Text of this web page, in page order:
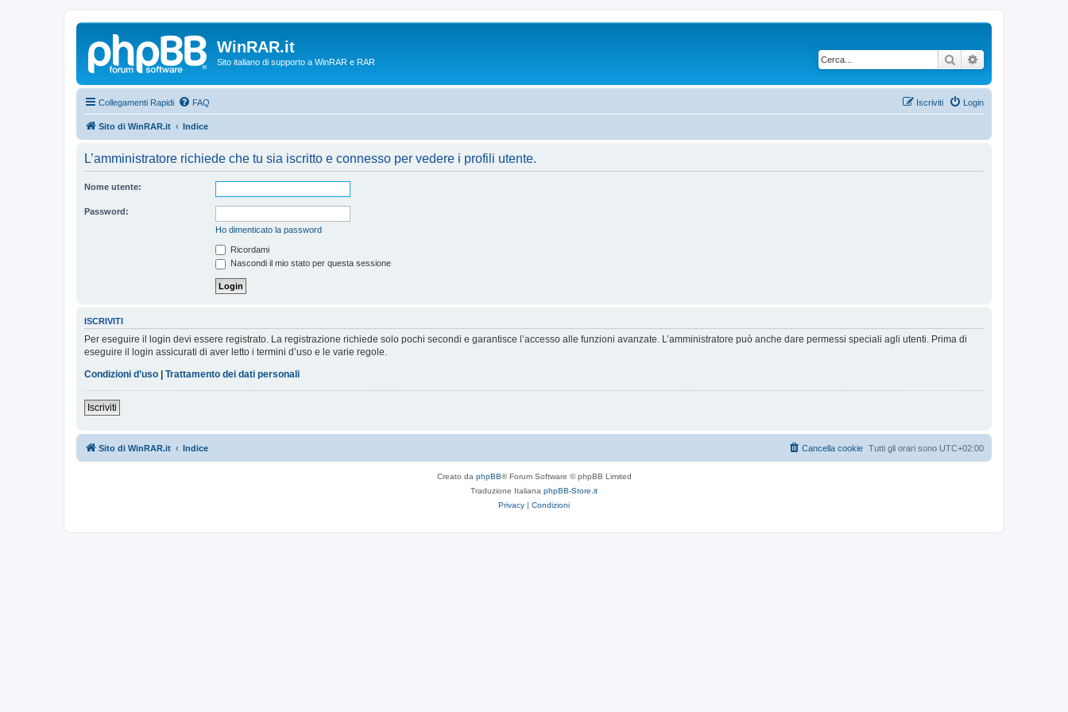
WinRAR.it
Sito italiano di supporto a WinRAR e RAR Cerca
Collegamenti Rapidi FAQ Login
Iscriviti
Sito di WinRAR.it Indice
L’amministratore richiede che tu sia iscritto e connesso per vedere i profili utente.
Nome utente:
Password:
Ho dimenticato la password
Ricordami
Nascondi il mio stato per questa sessione
ISCRIVITI
Per eseguire il login devi essere registrato. La registrazione richiede solo pochi secondi e garantisce l’accesso alle funzioni avanzate. L’amministratore può anche dare permessi speciali agli utenti. Prima di
eseguire il login assicurati di aver letto i termini d’uso e le varie regole.
Condizioni d’uso
Trattamento dei dati personali
Iscriviti
Sito di WinRAR.it Indice Tutti gli orari sono UTC+02:00
Cancella cookie
Creato da phpBB® Forum Software © phpBB Limited
Traduzione Italiana phpBB-Store.it
Privacy | Condizioni